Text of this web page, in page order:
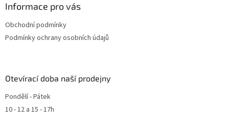
Informace pro vás
Obchodní podmínky
Podmínky ochrany osobních údajů
Otevírací doba naší prodejny
Pondělí - Pátek
10 - 12 a 15 - 17h